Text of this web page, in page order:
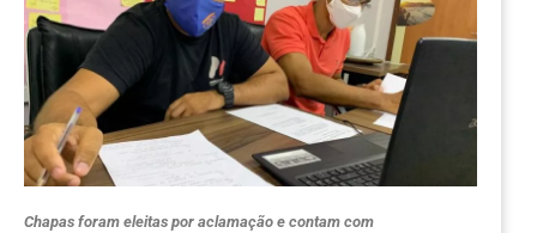
Chapas foram eleitas por aclamação e contam com